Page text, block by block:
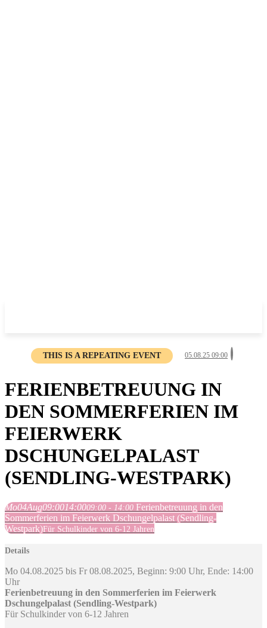
THIS IS A REPEATING EVENT 05.08.25 09:00
FERIENBETREUUNG IN
DEN SOMMERFERIEN IM
FEIERWERK
DSCHUNGELPALAST
(SENDLING-WESTPARK)
Mo04Aug09:0014:0009:00 - 14:00 Ferienbetreuung in den
Sommerferien im Feierwerk Dschungelpalast (Sendling-
Westpark)Für Schulkinder von 6-12 Jahren
Details
Mo 04.08.2025 bis Fr 08.08.2025, Beginn: 9:00 Uhr, Ende: 14:00
Uhr
Ferienbetreuung in den Sommerferien im Feierwerk
Dschungelpalast (Sendling-Westpark)
Für Schulkinder von 6-12 Jahren